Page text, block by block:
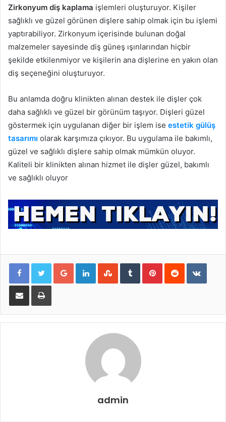
Zirkonyum diş kaplama işlemleri oluşturuyor. Kişiler
sağlıklı ve güzel görünen dişlere sahip olmak için bu işlemi
yaptırabiliyor. Zirkonyum içerisinde bulunan doğal
malzemeler sayesinde diş güneş ışınlarından hiçbir
şekilde etkilenmiyor ve kişilerin ana dişlerine en yakın olan
diş seçeneğini oluşturuyor.
Bu anlamda doğru klinikten alınan destek ile dişler çok
daha sağlıklı ve güzel bir görünüm taşıyor. Dişleri güzel
göstermek için uygulanan diğer bir işlem ise estetik gülüş
tasarımı olarak karşımıza çıkıyor. Bu uygulama ile bakımlı,
güzel ve sağlıklı dişlere sahip olmak mümkün oluyor.
Kaliteli bir klinikten alınan hizmet ile dişler güzel, bakımlı
ve sağlıklı oluyor
Google+ LinkedIn StumbleUpon Tumblr Pinterest Reddit
E-Posta ile paylaş Yazdır
admin